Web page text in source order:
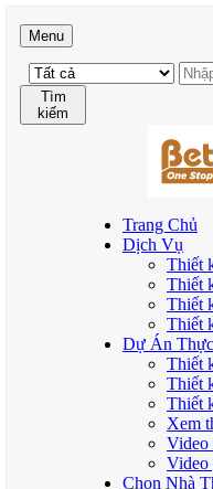
Menu
Tìm
kiếm
Trang Chủ
Dịch Vụ
Thiết
Thiết
Thiết
Thiết
Dự Án
Thiết
Thiết
Thiết
Xem
Video
Video
Chọn Nhà